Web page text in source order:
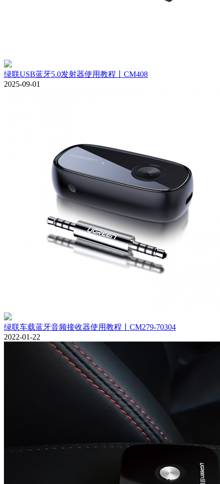
绿联USB蓝牙5.0发射器使用教程丨CM408
2025-09-01
绿联车载蓝牙音频接收器使用教程丨CM279-70304
2022-01-22